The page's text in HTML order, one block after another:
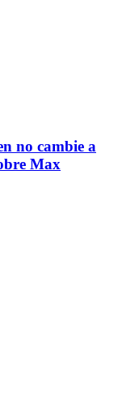
no cambie a
Max